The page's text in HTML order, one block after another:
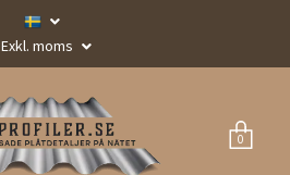
Exkl. moms
0